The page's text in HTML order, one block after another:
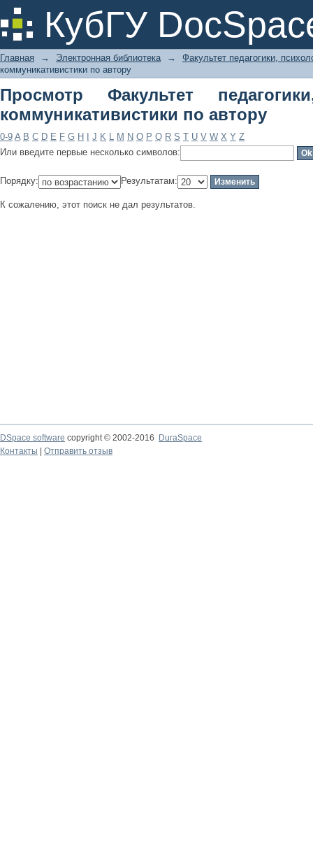
КубГУ
Просмотр Факультет
автору
Главная → Электронная библиотека →
Факультет педагогики,
коммуникативистики по автору
Просмотр Факультет
коммуникативистики по автору
0-9 A B C D E F G H J K L M N O P Q R S T U V W X Y Z
Или введите первые несколько символов:
Порядку: Результатам:
К сожалению, этот поиск не дал результатов.
DSpace software copyright © 2002-2016
DuraSpace
Контакты
Отправить отзыв